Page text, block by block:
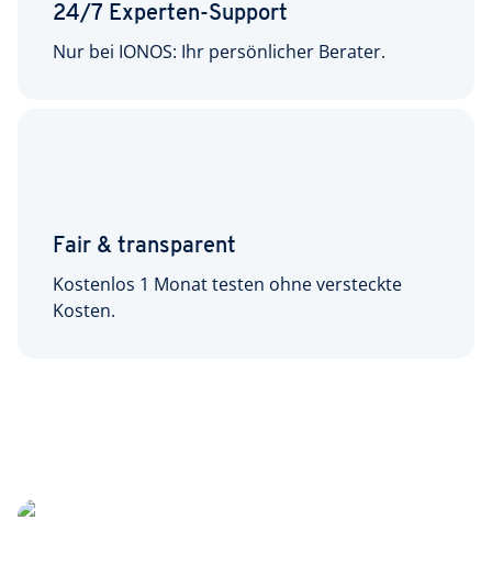
24/7 Experten-Support
Nur bei IONOS: Ihr persönlicher Berater.
Fair & transparent
Kostenlos 1 Monat testen ohne versteckte
Kosten.